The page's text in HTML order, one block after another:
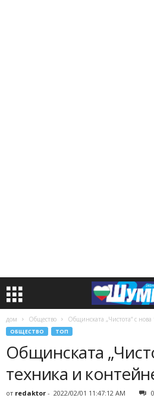
дом Общество Общинската „Чистота“ с
ОБЩЕСТВО ТОП
Общинската
техника и
от redaktor - 2022/02/01 11:47:12 AM 0